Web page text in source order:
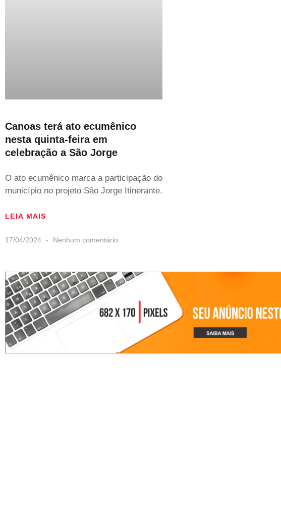
Canoas terá ato ecumênico
nesta quinta-feira em
celebração a São Jorge
O ato ecumênico marca a participação do
município no projeto São Jorge Itinerante.
LEIA MAIS
17/04/2024 Nenhum comentário